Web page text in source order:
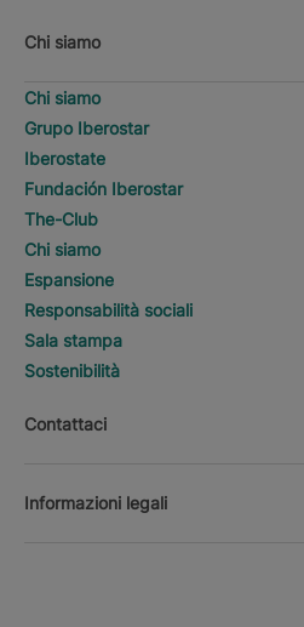
Chi siamo
Chi siamo
Grupo Iberostar
Iberostate
Fundación Iberostar
The-Club
Chi siamo
Espansione
Responsabilità sociali
Sala stampa
Sostenibilità
Contattaci
Informazioni legali